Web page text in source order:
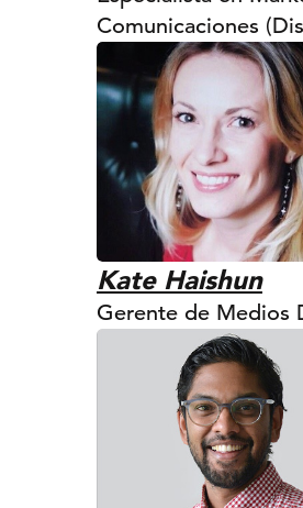
Comunicaciones
Kate Haishun
Gerente de Medios